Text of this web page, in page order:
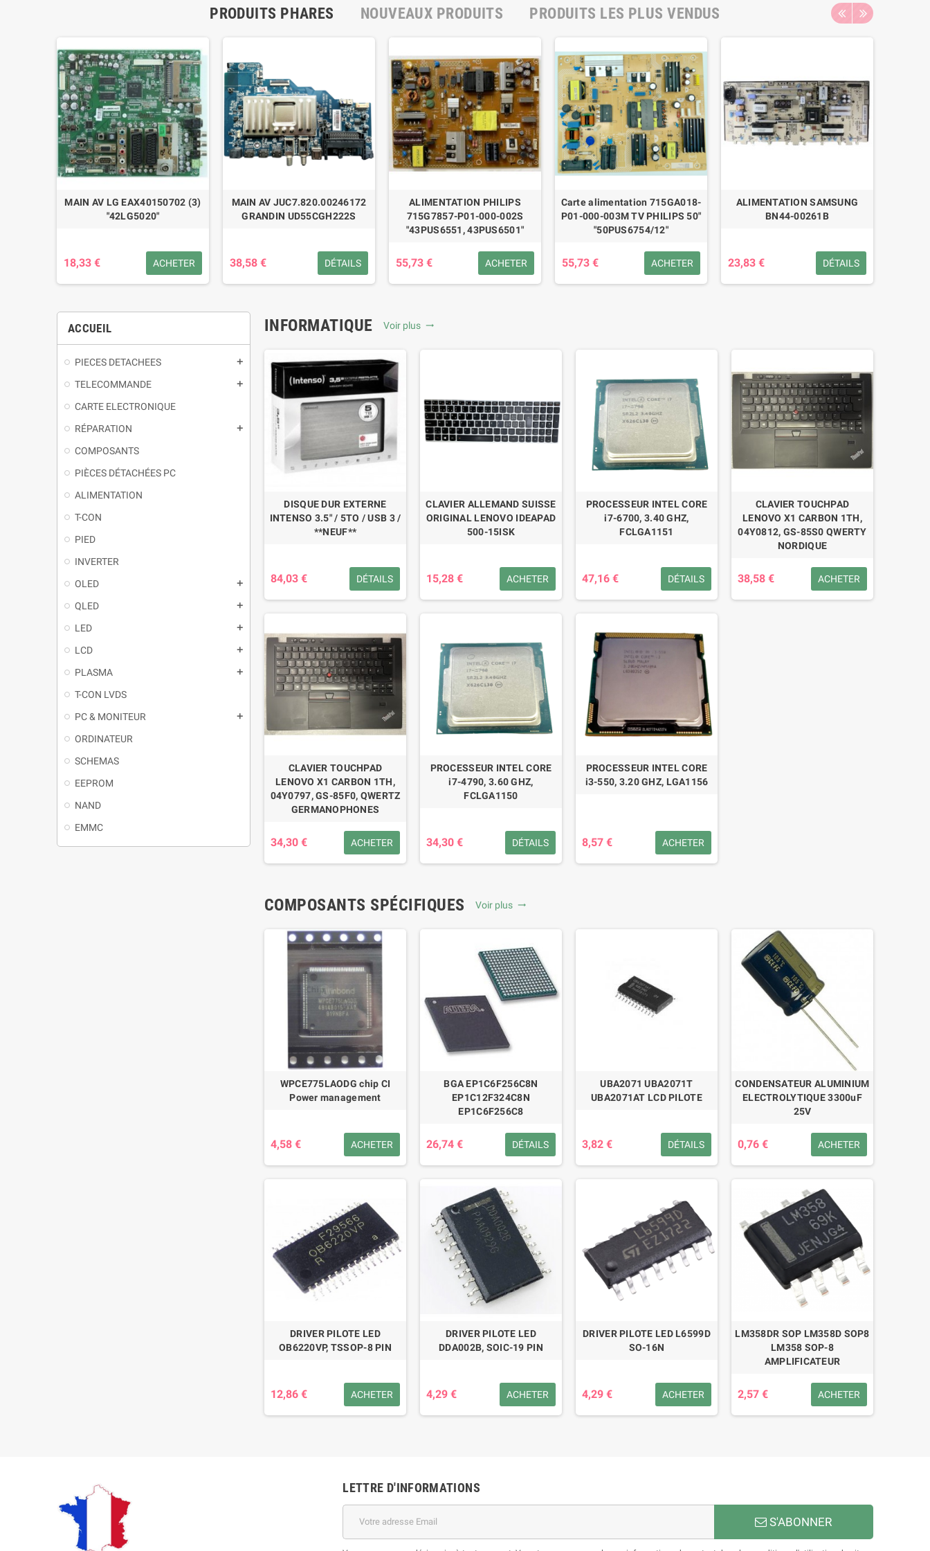
PRODUITS PHARES NOUVEAUX PRODUITS PRODUITS LES PLUS VENDUS
MAIN AV LG EAX40150702 (3)
"42LG5020"
18,33 € ACHETER
MAIN AV JUC7.820.00246172
GRANDIN UD55CGH222S
38,58 € DÉTAILS
ALIMENTATION PHILIPS
715G7857-P01-000-002S
"43PUS6551, 43PUS6501"
55,73 € ACHETER
Carte alimentation 715GA018-
P01-000-003M TV PHILIPS 50"
"50PUS6754/12"
55,73 € ACHETER
ALIMENTATION SAMSUNG
BN44-00261B
23,83 € DÉTAILS
ACCUEIL
PIECES DETACHEES
TELECOMMANDE
CARTE ELECTRONIQUE
RÉPARATION
COMPOSANTS
PIÈCES DÉTACHÉES PC
ALIMENTATION
T-CON
PIED
INVERTER
OLED
QLED
LED
LCD
PLASMA
T-CON LVDS
PC & MONITEUR
ORDINATEUR
SCHEMAS
EEPROM
NAND
EMMC
INFORMATIQUE Voir plus trending_flat
DISQUE DUR EXTERNE
INTENSO 3.5" / 5TO / USB 3 /
**NEUF**
84,03 € DÉTAILS
CLAVIER ALLEMAND SUISSE
ORIGINAL LENOVO IDEAPAD
500-15ISK
15,28 € ACHETER
PROCESSEUR INTEL CORE
i7-6700, 3.40 GHZ,
FCLGA1151
47,16 € DÉTAILS
CLAVIER TOUCHPAD
LENOVO X1 CARBON 1TH,
04Y0812, GS-85S0 QWERTY
NORDIQUE
38,58 € ACHETER
CLAVIER TOUCHPAD
LENOVO X1 CARBON 1TH,
04Y0797, GS-85F0, QWERTZ
GERMANOPHONES
34,30 € ACHETER
PROCESSEUR INTEL CORE
i7-4790, 3.60 GHZ,
FCLGA1150
34,30 € DÉTAILS
PROCESSEUR INTEL CORE
i3-550, 3.20 GHZ, LGA1156
8,57 € ACHETER
COMPOSANTS SPÉCIFIQUES Voir plus trending_flat
WPCE775LAODG chip CI
Power management
4,58 € ACHETER
BGA EP1C6F256C8N
EP1C12F324C8N
EP1C6F256C8
26,74 € DÉTAILS
UBA2071 UBA2071T
UBA2071AT LCD PILOTE
3,82 € DÉTAILS
CONDENSATEUR ALUMINIUM
ELECTROLYTIQUE 3300uF
25V
0,76 € ACHETER
DRIVER PILOTE LED
OB6220VP, TSSOP-8 PIN
12,86 € ACHETER
DRIVER PILOTE LED
DDA002B, SOIC-19 PIN
4,29 € ACHETER
DRIVER PILOTE LED L6599D
SO-16N
4,29 € ACHETER
LM358DR SOP LM358D SOP8
LM358 SOP-8
AMPLIFICATEUR
2,57 € ACHETER
LETTRE D'INFORMATIONS
S'ABONNER